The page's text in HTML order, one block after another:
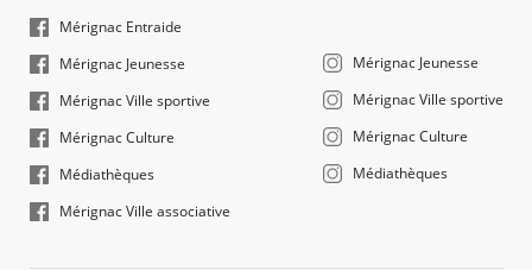
Mérignac Entraide
Mérignac Jeunesse
Mérignac Ville sportive
Mérignac Culture
Médiathèques
Mérignac Ville associative
Mérignac Jeunesse
Mérignac Ville sportive
Mérignac Culture
Médiathèques